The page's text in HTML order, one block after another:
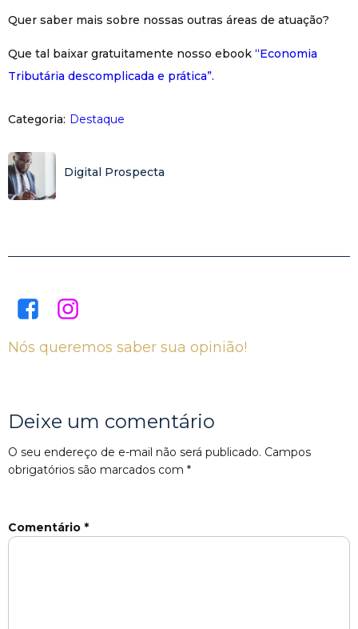
Quer saber mais sobre nossas outras áreas de atuação?
Que tal baixar gratuitamente nosso ebook “Economia
Tributária descomplicada e prática”.
Categoria: Destaque
Digital Prospecta
Nós queremos saber sua opinião!
Deixe um comentário
O seu endereço de e-mail não será publicado. Campos
obrigatórios são marcados com *
Comentário *